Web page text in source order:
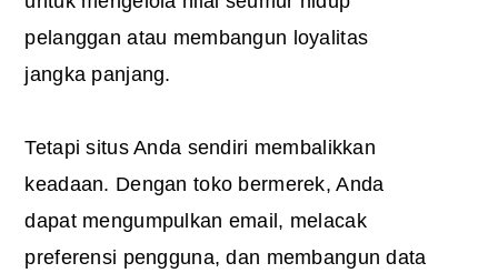
pelanggan atau membangun loyalitas
jangka panjang.
Tetapi situs Anda sendiri membalikkan
keadaan. Dengan toko bermerek, Anda
dapat mengumpulkan email, melacak
preferensi pengguna, dan membangun data